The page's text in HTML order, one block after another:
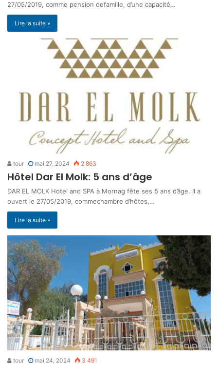
27/05/2019, comme pension defamille, d’une capacité…
Lire la suite »
tour mai 27, 2024 2 863
Hôtel Dar El Molk: 5 ans d’âge
DAR EL MOLK Hotel and SPA à Mornag fête ses 5 ans d’âge. Il a
ouvert le 27/05/2019, commechambre d’hôtes,…
Lire la suite »
tour mai 24, 2024 3 491